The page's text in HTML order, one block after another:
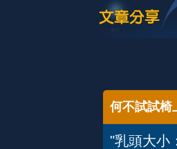
何不試試椅
"乳頭大小